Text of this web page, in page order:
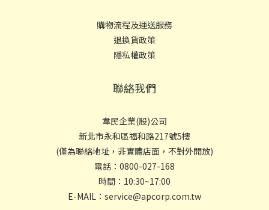
購物流程及運送服務
退換貨政策
隱私權政策
聯絡我們
韋民企業(股)公司
新北市永和區福和路217號5樓
(僅為聯絡地址，非實體店面，不對外開放)
電話：0800-027-168
時間：10:30~17:00
E-MAIL：service@apcorp.com.tw